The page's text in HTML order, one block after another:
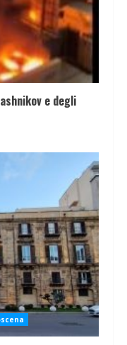
e degli